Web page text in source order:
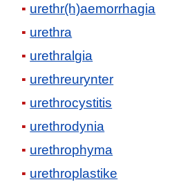
urethr(h)aemorrhagia
urethra
urethralgia
urethreurynter
urethrocystitis
urethrodynia
urethrophyma
urethroplastike